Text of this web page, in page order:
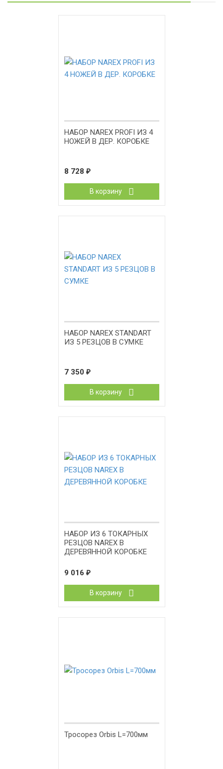
НАБОР NAREX PROFI ИЗ 4
НОЖЕЙ В ДЕР. КОРОБКЕ
8 728 ₽
В корзину
НАБОР NAREX STANDART
ИЗ 5 РЕЗЦОВ В СУМКЕ
7 350 ₽
В корзину
НАБОР ИЗ 6 ТОКАРНЫХ
РЕЗЦОВ NAREX В
ДЕРЕВЯННОЙ КОРОБКЕ
9 016 ₽
В корзину
Тросорез Orbis L=700мм